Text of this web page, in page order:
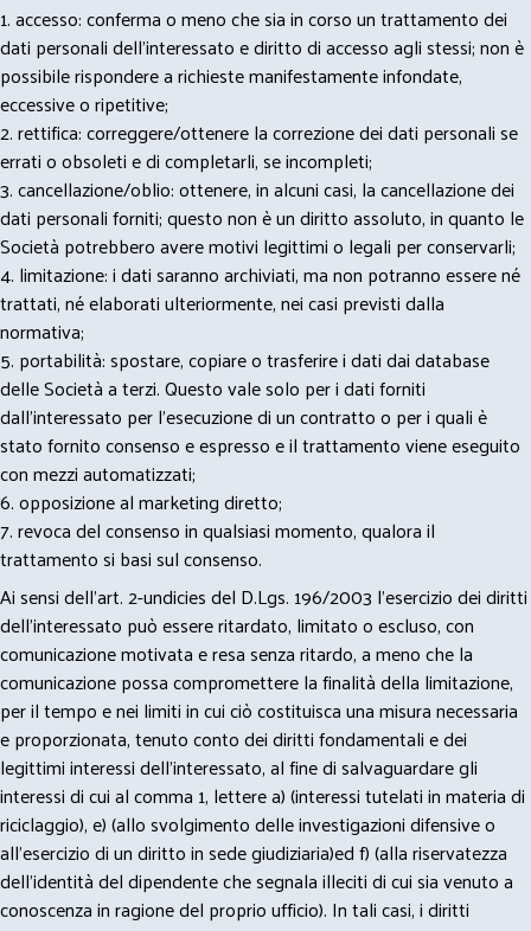
1. accesso: conferma o meno che sia in corso un trattamento dei
dati personali dell’interessato e diritto di accesso agli stessi; non è
possibile rispondere a richieste manifestamente infondate,
eccessive o ripetitive;
2. rettifica: correggere/ottenere la correzione dei dati personali se
errati o obsoleti e di completarli, se incompleti;
3. cancellazione/oblio: ottenere, in alcuni casi, la cancellazione dei
dati personali forniti; questo non è un diritto assoluto, in quanto le
Società potrebbero avere motivi legittimi o legali per conservarli;
4. limitazione: i dati saranno archiviati, ma non potranno essere né
trattati, né elaborati ulteriormente, nei casi previsti dalla
normativa;
5. portabilità: spostare, copiare o trasferire i dati dai database
delle Società a terzi. Questo vale solo per i dati forniti
dall’interessato per l’esecuzione di un contratto o per i quali è
stato fornito consenso e espresso e il trattamento viene eseguito
con mezzi automatizzati;
6. opposizione al marketing diretto;
7. revoca del consenso in qualsiasi momento, qualora il
trattamento si basi sul consenso.
Ai sensi dell’art. 2-undicies del D.Lgs. 196/2003 l’esercizio dei diritti
dell’interessato può essere ritardato, limitato o escluso, con
comunicazione motivata e resa senza ritardo, a meno che la
comunicazione possa compromettere la finalità della limitazione,
per il tempo e nei limiti in cui ciò costituisca una misura necessaria
e proporzionata, tenuto conto dei diritti fondamentali e dei
legittimi interessi dell’interessato, al fine di salvaguardare gli
interessi di cui al comma 1, lettere a) (interessi tutelati in materia di
riciclaggio), e) (allo svolgimento delle investigazioni difensive o
all’esercizio di un diritto in sede giudiziaria)ed f) (alla riservatezza
dell’identità del dipendente che segnala illeciti di cui sia venuto a
conoscenza in ragione del proprio ufficio). In tali casi, i diritti